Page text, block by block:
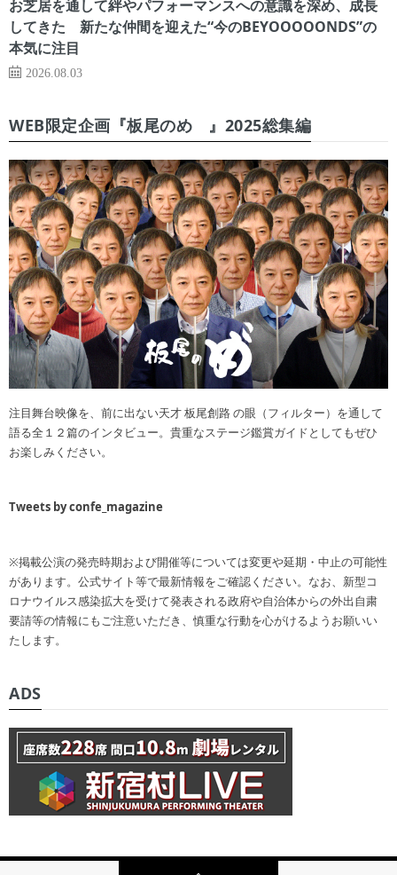
お芝居を通して絆やパフォーマンスへの意識を深め、成長
してきた 新たな仲間を迎えた“今のBEYOOOOONDS”の
本気に注目
2026.08.03
WEB限定企画『板尾のめ゙』2025総集編
注目舞台映像を、前に出ない天才 板尾創路 の眼（フィルター）を通して
語る全１２篇のインタビュー。貴重なステージ鑑賞ガイドとしてもぜひ
お楽しみください。
Tweets by confe_magazine
※掲載公演の発売時期および開催等については変更や延期・中止の可能性
があります。公式サイト等で最新情報をご確認ください。なお、新型コ
ロナウイルス感染拡大を受けて発表される政府や自治体からの外出自粛
要請等の情報にもご注意いただき、慎重な行動を心がけるようお願いい
たします。
ADS